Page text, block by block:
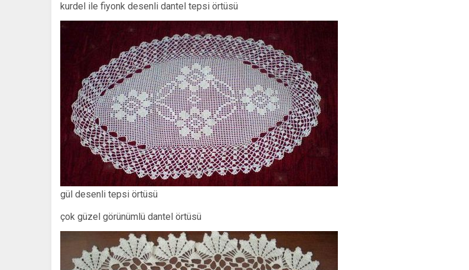
kurdel ile fiyonk desenli dantel tepsi örtüsü
gül desenli tepsi örtüsü
çok güzel görünümlü dantel örtüsü